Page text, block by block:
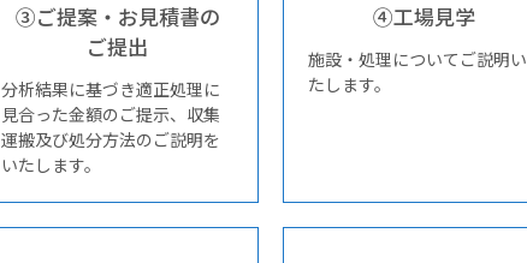
③ご提案・お見積書の
ご提出
分析結果に基づき適正処理に
見合った金額のご提示、収集
運搬及び処分方法のご説明を
いたします。
④工場見学
施設・処理についてご説明い
たします。